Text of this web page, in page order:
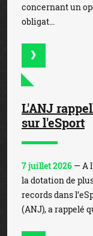
concernant un
obligat...
L'ANJ
sur l'eSport
7 juillet 2026 — A
la dotation de
records dans
(ANJ), a rappelé